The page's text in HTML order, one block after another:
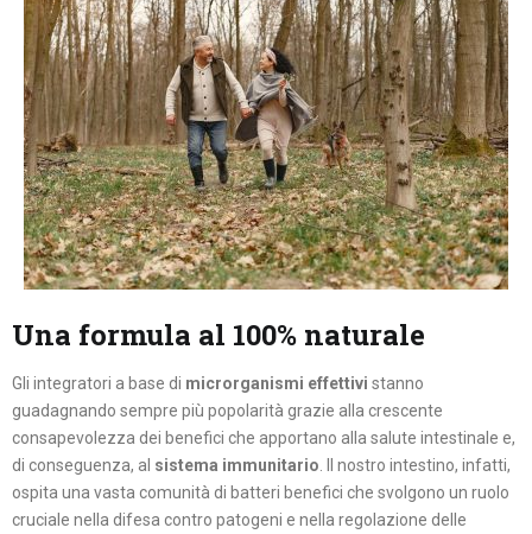
Una formula al 100% naturale
Gli integratori a base di microrganismi effettivi stanno
guadagnando sempre più popolarità grazie alla crescente
consapevolezza dei benefici che apportano alla salute intestinale e,
di conseguenza, al sistema immunitario . Il nostro intestino, infatti,
ospita una vasta comunità di batteri benefici che svolgono un ruolo
cruciale nella difesa contro patogeni e nella regolazione delle